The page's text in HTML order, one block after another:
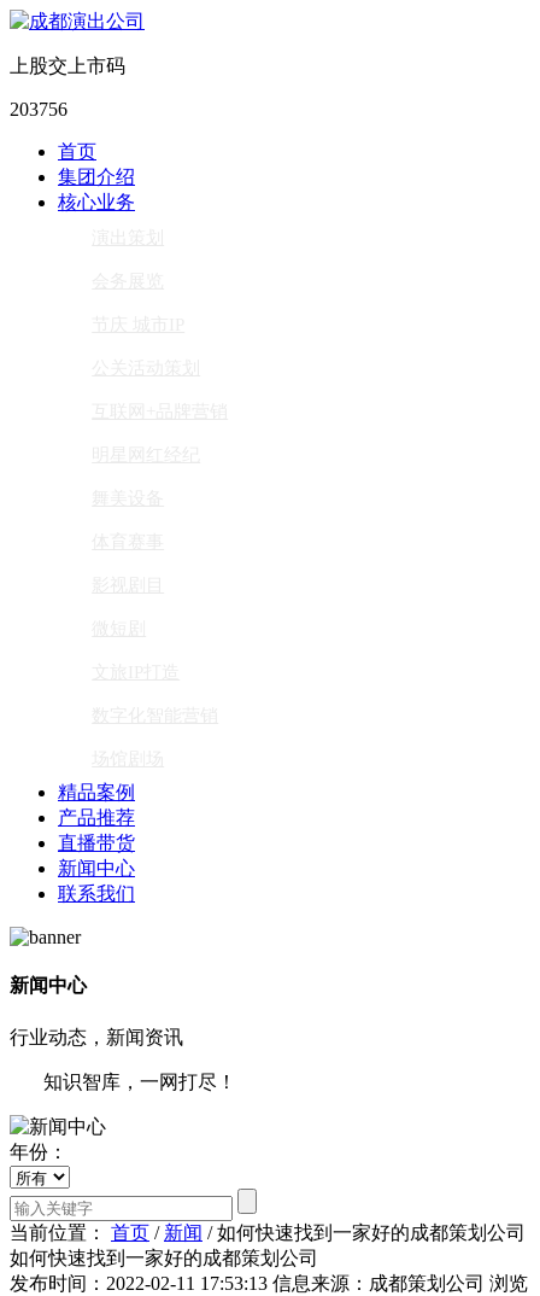
上股交上市码
203756
首页
集团介绍
核心业务
精品案例
产品推荐
直播带货
新闻中心
联系我们
新闻中心
行业动态，新闻资讯
知识智库，一网打尽！
年份：
当前位置： 首页 / 新闻 /如何快速找到一家好的成都策划公司
如何快速找到一家好的成都策划公司
发布时间：2022-02-11 17:53:13 信息来源：成都策划公司 浏览